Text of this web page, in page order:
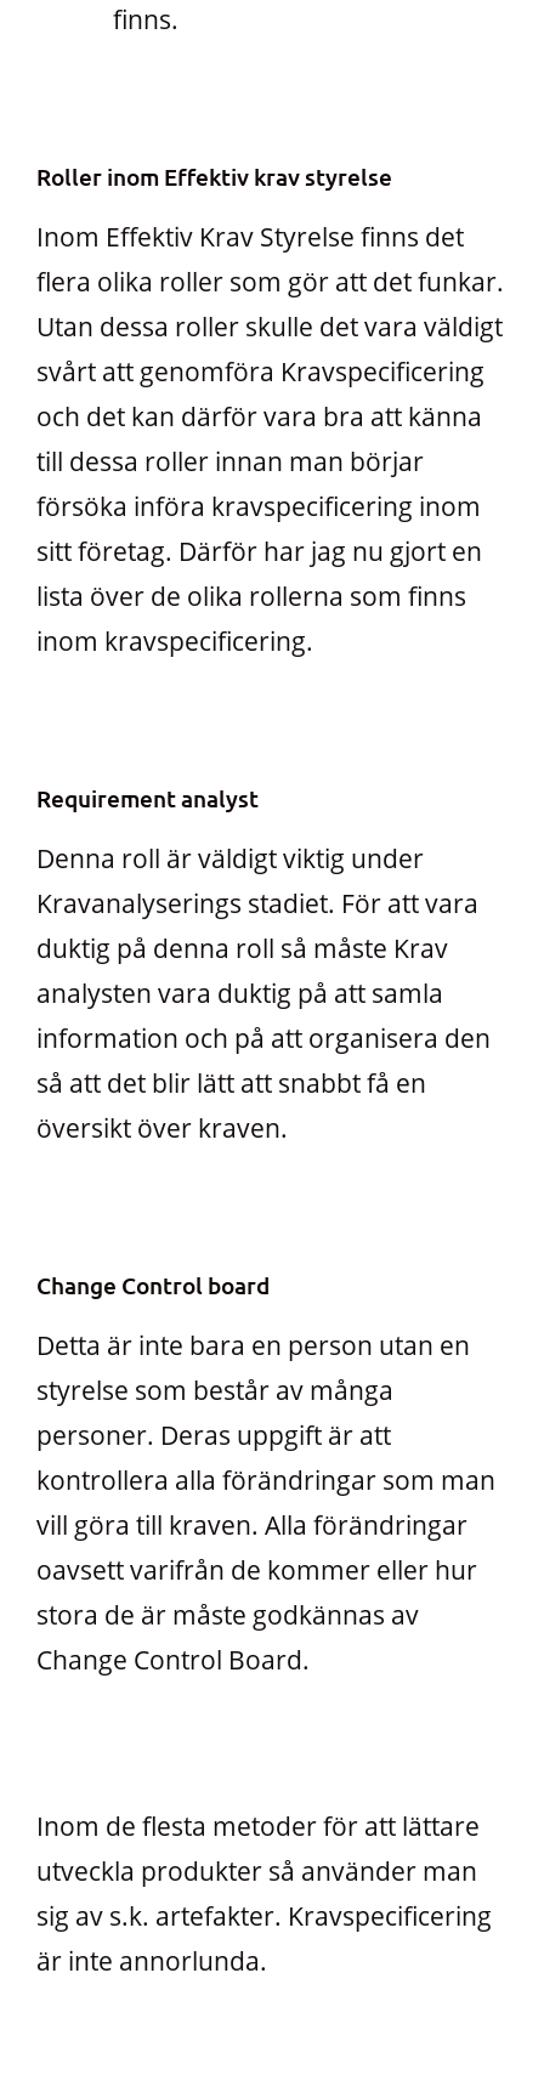
finns.
Roller inom Effektiv krav styrelse
Inom Effektiv Krav Styrelse finns det
flera olika roller som gör att det funkar.
Utan dessa roller skulle det vara väldigt
svårt att genomföra Kravspecificering
och det kan därför vara bra att känna
till dessa roller innan man börjar
försöka införa kravspecificering inom
sitt företag. Därför har jag nu gjort en
lista över de olika rollerna som finns
inom kravspecificering.
Requirement analyst
Denna roll är väldigt viktig under
Kravanalyserings stadiet. För att vara
duktig på denna roll så måste Krav
analysten vara duktig på att samla
information och på att organisera den
så att det blir lätt att snabbt få en
översikt över kraven.
Change Control board
Detta är inte bara en person utan en
styrelse som består av många
personer. Deras uppgift är att
kontrollera alla förändringar som man
vill göra till kraven. Alla förändringar
oavsett varifrån de kommer eller hur
stora de är måste godkännas av
Change Control Board.
Inom de flesta metoder för att lättare
utveckla produkter så använder man
sig av s.k. artefakter. Kravspecificering
är inte annorlunda.